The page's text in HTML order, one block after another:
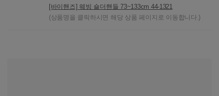
[바이핸즈] 웨빙 숄더핸들 73~133cm 44-1321
(상품명을 클릭하시면 해당 상품 페이지로 이동합니다.)